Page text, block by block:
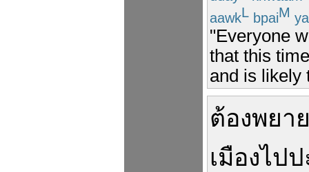
aawkL bpaiM
"Everyone
that this
and is likely
ต้องพยา
เมืองไปป